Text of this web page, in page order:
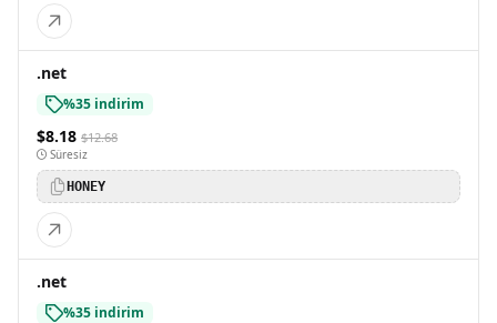
.net
%35 indirim
$8.18 $12.68
Süresiz
HONEY
.net
%35 indirim